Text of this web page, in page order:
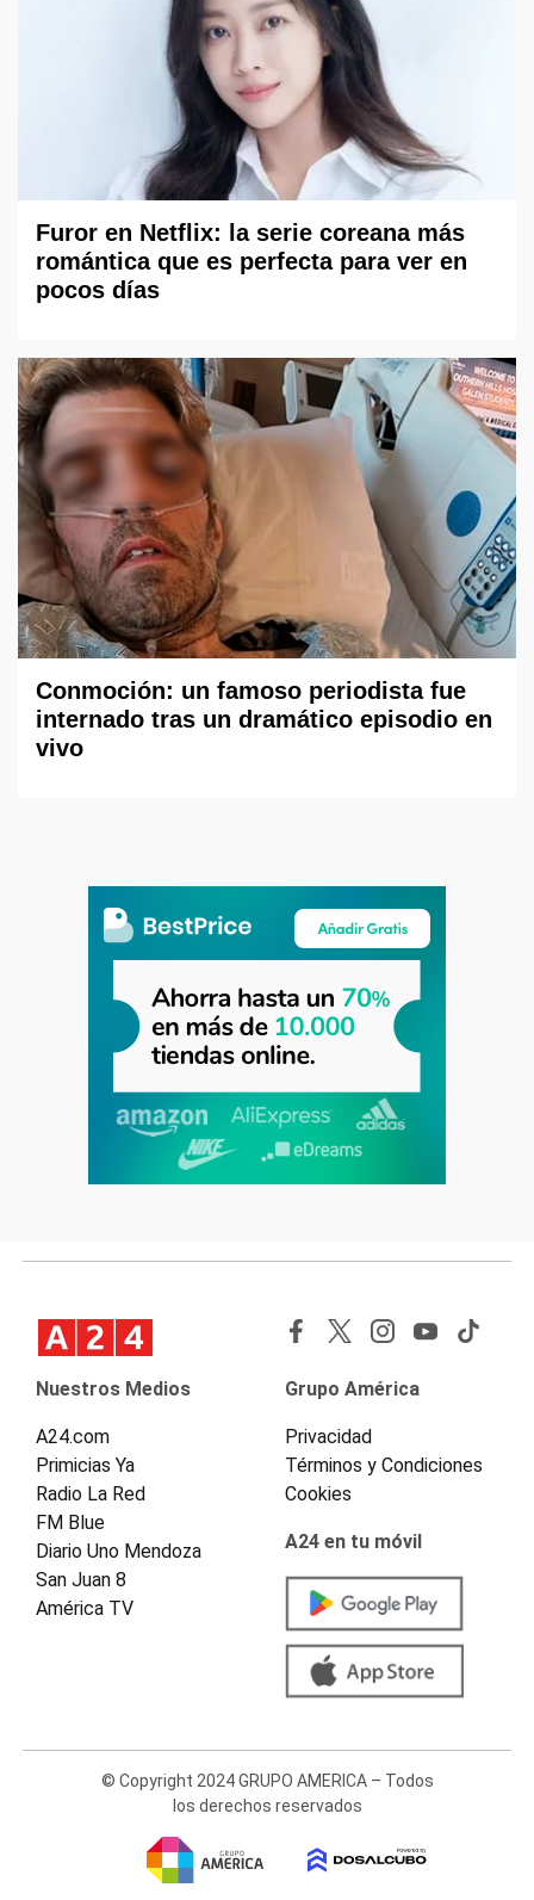
Furor en Netflix: la serie coreana más
romántica que es perfecta para ver en
pocos días
Conmoción: un famoso periodista fue
internado tras un dramático episodio en
vivo
Nuestros Medios
A24.com
Primicias Ya
Radio La Red
FM Blue
Diario Uno Mendoza
San Juan 8
América TV
Grupo América
Privacidad
Términos y Condiciones
Cookies
A24 en tu móvil
© Copyright 2024 GRUPO AMERICA – Todos
los derechos reservados